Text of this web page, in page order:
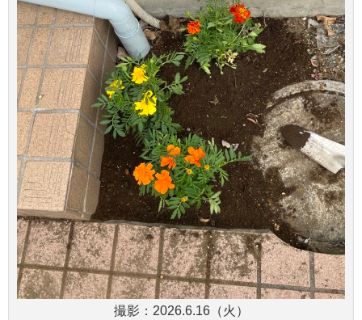
撮影：2026.6.16（火）